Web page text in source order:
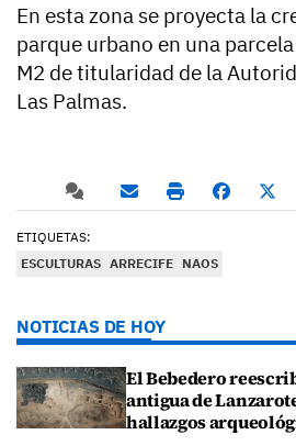
En esta zona se proyecta la
parque urbano en una
M2 de titularidad de la
Las Palmas.
ETIQUETAS:
ESCULTURAS ARRECIFE NAOS
NOTICIAS DE HOY
El Bebedero
antigua de
hallazgos